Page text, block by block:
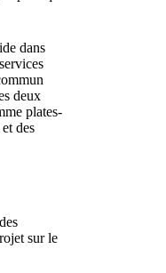
dans
deux
plates-
des
sur le